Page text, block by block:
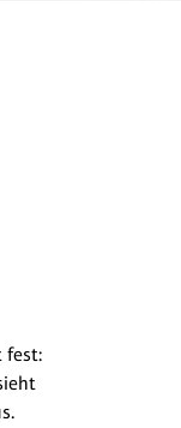
fest: